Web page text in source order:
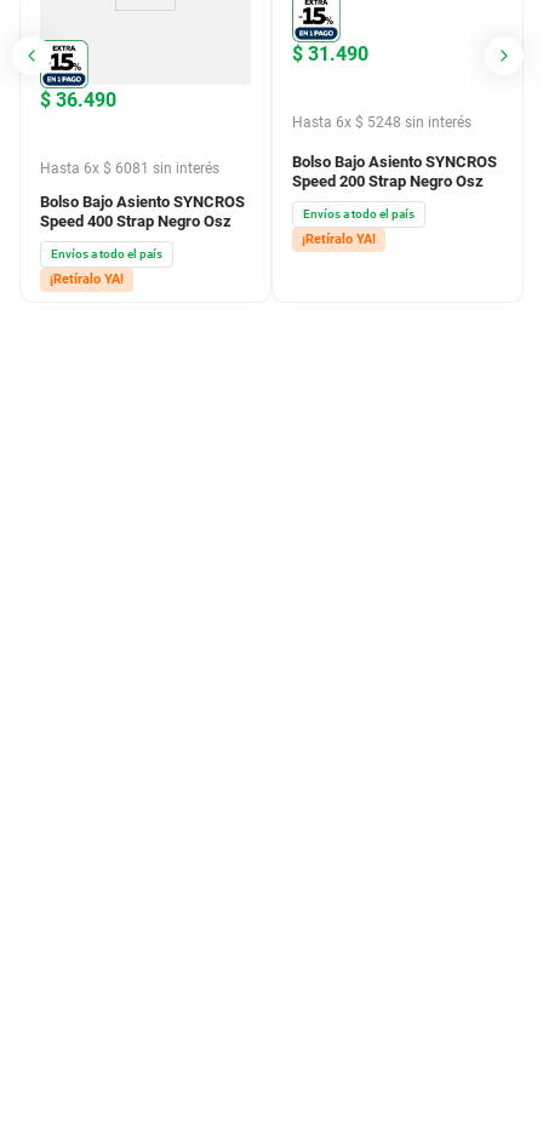
$ 36.490
Hasta 6x $ 6081 sin interés
Bolso Bajo Asiento SYNCROS
Speed 400 Strap Negro Osz
Envíos a todo el país
¡Retíralo YA!
$ 31.490
Hasta 6x $ 5248 sin interés
Bolso Bajo Asiento SYNCROS
Speed 200 Strap Negro Osz
Envíos a todo el país
¡Retíralo YA!